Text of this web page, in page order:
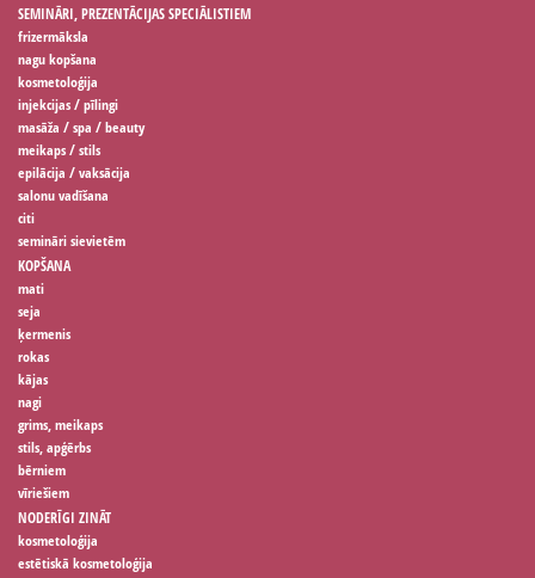
SEMINĀRI, PREZENTĀCIJAS SPECIĀLISTIEM
frizermāksla
nagu kopšana
kosmetoloģija
injekcijas / pīlingi
masāža / spa / beauty
meikaps / stils
epilācija / vaksācija
salonu vadīšana
citi
semināri sievietēm
KOPŠANA
mati
seja
ķermenis
rokas
kājas
nagi
grims, meikaps
stils, apģērbs
bērniem
vīriešiem
NODERĪGI ZINĀT
kosmetoloģija
estētiskā kosmetoloģija